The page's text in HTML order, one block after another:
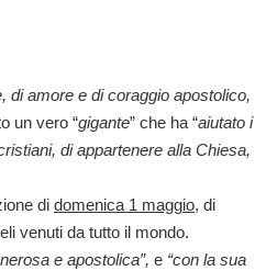
di amore e di coraggio apostolico,
un vero “gigante” che ha “aiutato i
di appartenere alla Chiesa,
di domenica 1 maggio, di
venuti da tutto il mondo.
e apostolica”, e “con la sua